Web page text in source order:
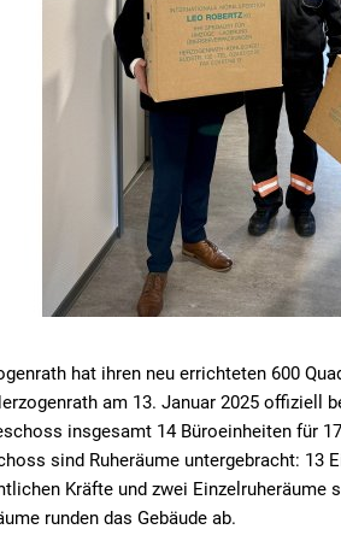
hat ihren neu errichteten 600
am 13. Januar 2025 offiziell
insgesamt 14 Büroeinheiten für
sind Ruheräume untergebracht: 13
Kräfte und zwei
runden das Gebäude ab.